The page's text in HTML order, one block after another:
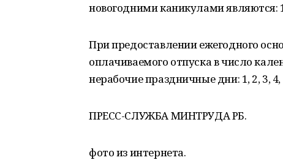
новогодними каникулами являются:
При предоставлении ежегодного
оплачиваемого отпуска в число
нерабочие праздничные дни: 1, 2, 3, 4,
ПРЕСС-СЛУЖБА МИНТРУДА РБ.
фото из интернета.